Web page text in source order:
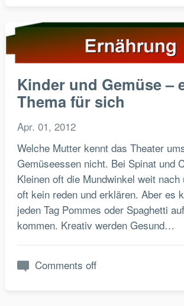
Kinder und Gemüse –
Thema für sich
Apr. 01, 2012
Welche Mutter kennt das Theater
Gemüseessen nicht. Bei Spinat und
Kleinen oft die Mundwinkel weit
oft kein reden und erklären. Aber es
jeden Tag Pommes oder Spaghetti
kommen. Kreativ werden Gesund…
Comments off